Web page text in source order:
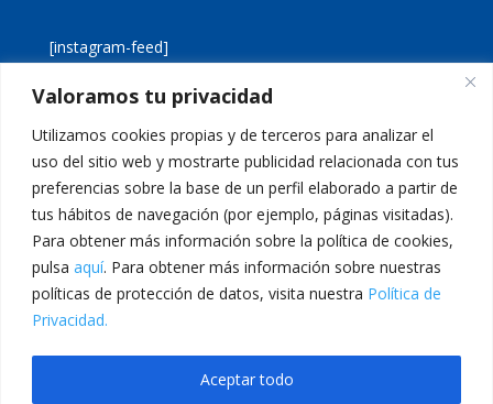
Valoramos tu privacidad
Utilizamos cookies propias y de terceros para analizar el
uso del sitio web y mostrarte publicidad relacionada con tus
preferencias sobre la base de un perfil elaborado a partir de
tus hábitos de navegación (por ejemplo, páginas visitadas).
Para obtener más información sobre la política de cookies,
pulsa aquí. Para obtener más información sobre nuestras
políticas de protección de datos, visita nuestra Política de
Privacidad.
Aceptar todo
[instagram-feed]
Aviso legal
Política de cookies
Calle San Martín, 56 · 46980 · Paterna · Valencia Telf: